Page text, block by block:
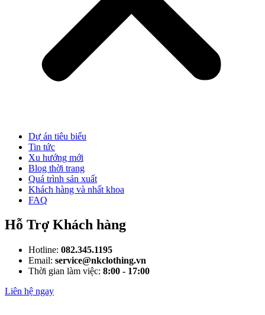
Dự án tiêu biểu
Tin tức
Xu hướng mới
Blog thời trang
Quá trình sản xuất
Khách hàng và nhất khoa
FAQ
Hỗ Trợ Khách hàng
Hotline: 082.345.1195
Email: service@nkclothing.vn
Thời gian làm việc: 8:00 - 17:00
Liên hệ ngay